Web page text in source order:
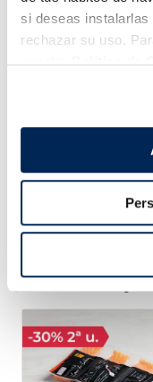
si deseas
rechazar su uso.
nuestraPolítica de
unidades
¡Combínalo y